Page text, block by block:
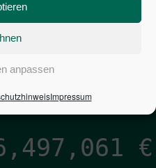
anpassen
Impressum
€